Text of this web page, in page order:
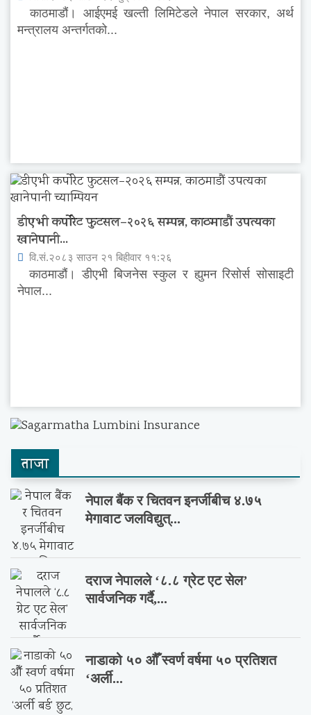
काठमाडौं। आईएमई खल्ती लिमिटेडले नेपाल सरकार, अर्थ
मन्त्रालय अन्तर्गतको...
डीएभी कर्पोरेट फुटसल–२०२६ सम्पन्न, काठमाडौं उपत्यका
खानेपानी...
वि.सं.२०८३ साउन २१ बिहीवार ११:२६
काठमाडौं। डीएभी बिजनेस स्कुल र ह्युमन रिसोर्स सोसाइटी
नेपाल...
ताजा
नेपाल बैंक र चितवन इनर्जीबीच ४.७५
मेगावाट जलविद्युत्...
दराज नेपालले ‘८.८ ग्रेट एट सेल’
सार्वजनिक गर्दै,...
नाडाको ५० औँ स्वर्ण वर्षमा ५० प्रतिशत
‘अर्ली...